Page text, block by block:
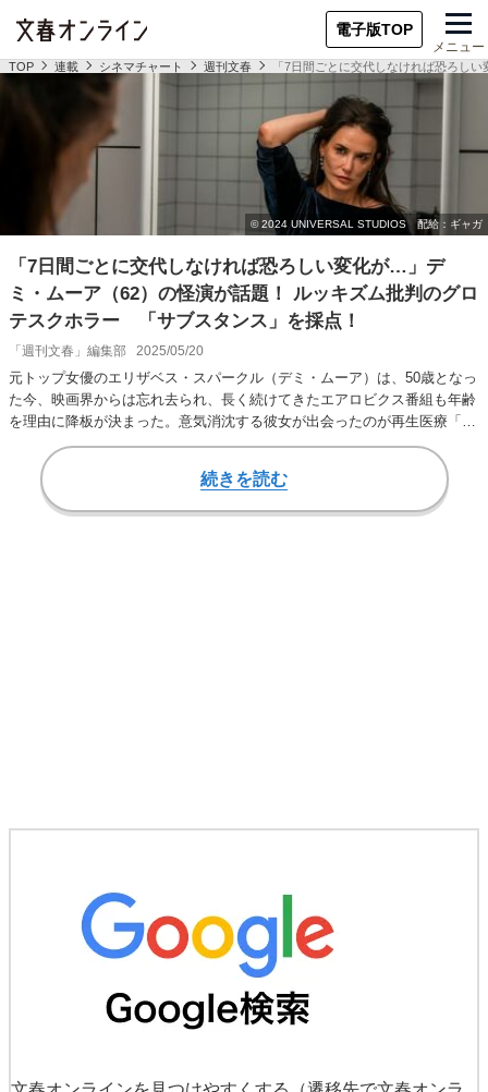
電子版TOP
メニュー
TOP 連載 シネマチャート 週刊文春 「7日間ごとに交代しなければ恐ろし
「7日間ごとに交代しなければ恐ろしい変化が…」デ
ミ・ムーア（62）の怪演が話題！ ルッキズム批判のグロ
テスクホラー 「サブスタンス」を採点！
「週刊文春」編集部 2025/05/20
元トップ女優のエリザベス・スパークル（デミ・ムーア）は、50歳となっ
た今、映画界からは忘れ去られ、長く続けてきたエアロビクス番組も年齢
を理由に降板が決まった。意気消沈する彼女が出会ったのが再生医療「サ
ブスタンス」。…
続きを読む